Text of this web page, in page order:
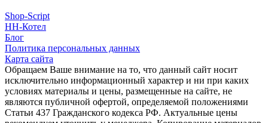
Shop-Script
НН-Котел
Блог
Политика персональных данных
Карта сайта
Обращаем Ваше внимание на то, что данный сайт носит
исключительно информационный характер и ни при каких
условиях материалы и цены, размещенные на сайте, не
являются публичной офертой, определяемой положениями
Статьи 437 Гражданского кодекса РФ. Актуальные цены